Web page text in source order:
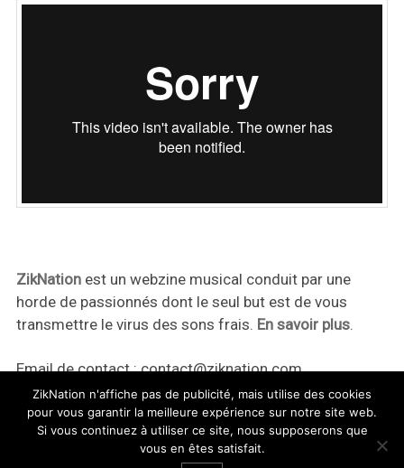
ZikNationest un webzine musical conduit par une
horde de passionnés dont le seul but est de vous
transmettre le virus des sons frais. En savoir plus.
Email de contact :contact@ziknation.com
ZikNation n'affiche pas de publicité, mais utilise des cookies
pour vous garantir la meilleure expérience sur notre site web.
Si vous continuez à utiliser ce site, nous supposerons que
vous en êtes satisfait.